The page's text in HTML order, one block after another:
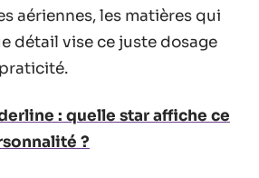
aériennes, les matières qui
détail vise ce juste dosage
: quelle star affiche ce
?